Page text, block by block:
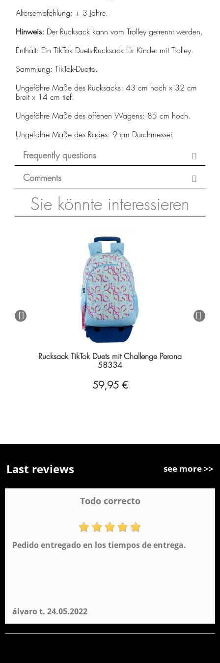
Altersempfehlung: + 3 Jahre.
Hinweis: Der Rucksack kann vom Trolley getrennt werden.
Enthält: Ein TikTok Duets-Rucksack für Kinder mit Trolley.
Sammlung: TikTok-Duette.
Ungefähre Maße des Rucksacks: 43 cm hoch x 32 cm
breit x 14 cm tief.
Ungefähre Maße des offenen Wagens: 85 cm hoch.
Ungefähre Maße des Rades: 9 cm Durchmesser.
Frequently questions
Comments
Sie könnte interessieren
Rucksack TikTok Duets mit Challenge Perona
58334
59,95 €
Last reviews see more >>
Todo correcto
Pedido entregado en los tiempos de entrega.
álvaro t. 24.05.2022